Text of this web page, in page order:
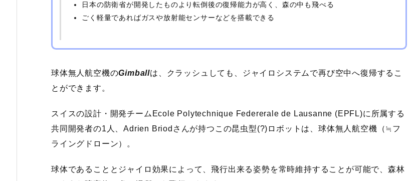
日本の防衛省が開発したものより転倒後の復帰能力が高く、森の中も飛べる
ごく軽量であればガスや放射能センサーなどを搭載できる
球体無人航空機のGimballは、クラッシュしても、ジャイロシステムで再び空中へ復帰するこ
とができます。
スイスの設計・開発チームEcole Polytechnique Federerale de Lausanne (EPFL)に所属する
共同開発者の1人、Adrien Briodさんが持つこの昆虫型(?)ロボットは、球体無人航空機（≒フ
ライングドローン）。
球体であることとジャイロ効果によって、飛行出来る姿勢を常時維持することが可能で、森林